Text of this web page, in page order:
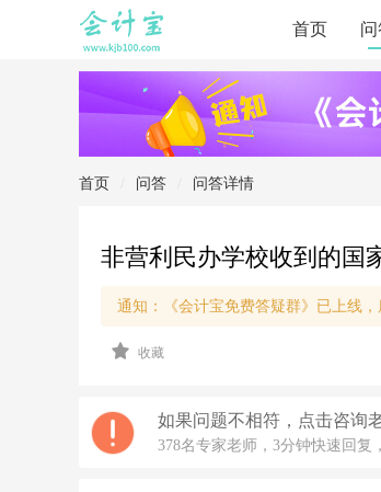
首页
首页 问答 问答详情
非营利民办学校收到的国
通知：《会计宝免费答疑群》已上线
5/
2
收藏
如果问题不相符，点击咨询
378名专家老师，3分钟快速回复